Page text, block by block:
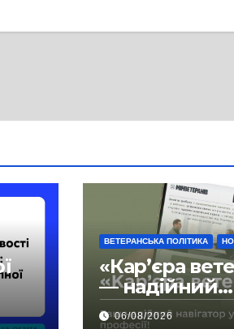
ВЕТЕРАНСЬКА ПОЛІТИКА
«Кар’єра
— надійний
навігатор у
06/08/2026